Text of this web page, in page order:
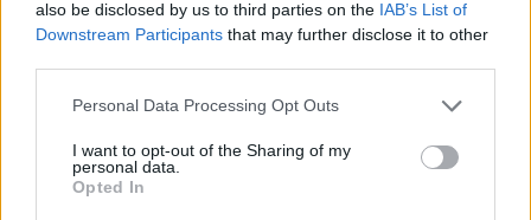
also be disclosed by us to third parties on the IAB’s List of
Downstream Participants that may further disclose it to other
Personal Data Processing Opt Outs
I want to opt-out of the Sharing of my
personal data.
Opted In